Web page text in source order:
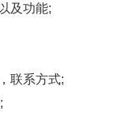
及功能;
联系方式;